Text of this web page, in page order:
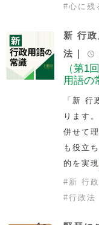
#心に残
新 行
法｜
（第1
用語の
「新 行
ります
併せて
も役立
的を実現
# 新 行
#行政法